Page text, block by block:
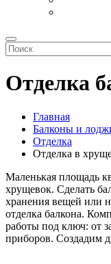
Отделка
Главная
Балконы и
Отделка
Отделка в
Маленькая площадь
хрущевок. Сделать
хранения вещей или
отделка балкона.
работы под ключ: от
приборов. Создадим